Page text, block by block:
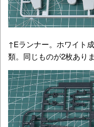
↑Eランナー。ホワイト
類。同じものが2枚ありま